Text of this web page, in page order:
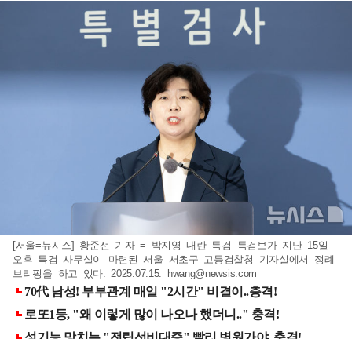
[서울=뉴시스] 황준선 기자 = 박지영 내란 특검 특검보가 지난 15일
오후 특검 사무실이 마련된 서울 서초구 고등검찰청 기자실에서 정례
브리핑을 하고 있다. 2025.07.15. hwang@newsis.com